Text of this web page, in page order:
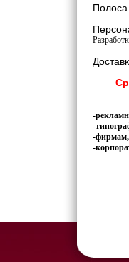
-
-
-фирмам,
-